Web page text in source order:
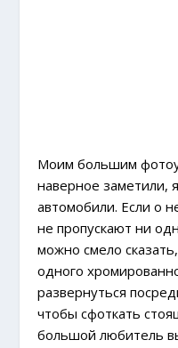
Моим большим
наверное заметили,
автомобили. Если о
не пропускают ни
можно смело
одного
развернуться
чтобы сфоткать
большой любитель